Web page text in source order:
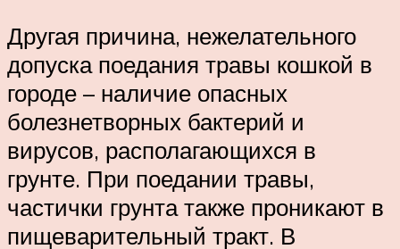
Другая причина, нежелательного
допуска поедания травы кошкой в
городе – наличие опасных
болезнетворных бактерий и
вирусов, располагающихся в
грунте. При поедании травы,
частички грунта также проникают в
пищеварительный тракт. В